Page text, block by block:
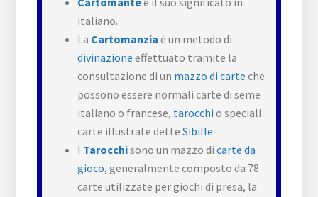
italiano.
La Cartomanzia è un metodo di
divinazione effettuato tramite la
consultazione di un mazzo di carte che
possono essere normali carte di seme
italiano o francese, tarocchi o speciali
carte illustrate detteSibille.
I Tarocchisono un mazzo dicarte da
gioco, generalmente composto da 78
carte utilizzate per giochi di presa, la